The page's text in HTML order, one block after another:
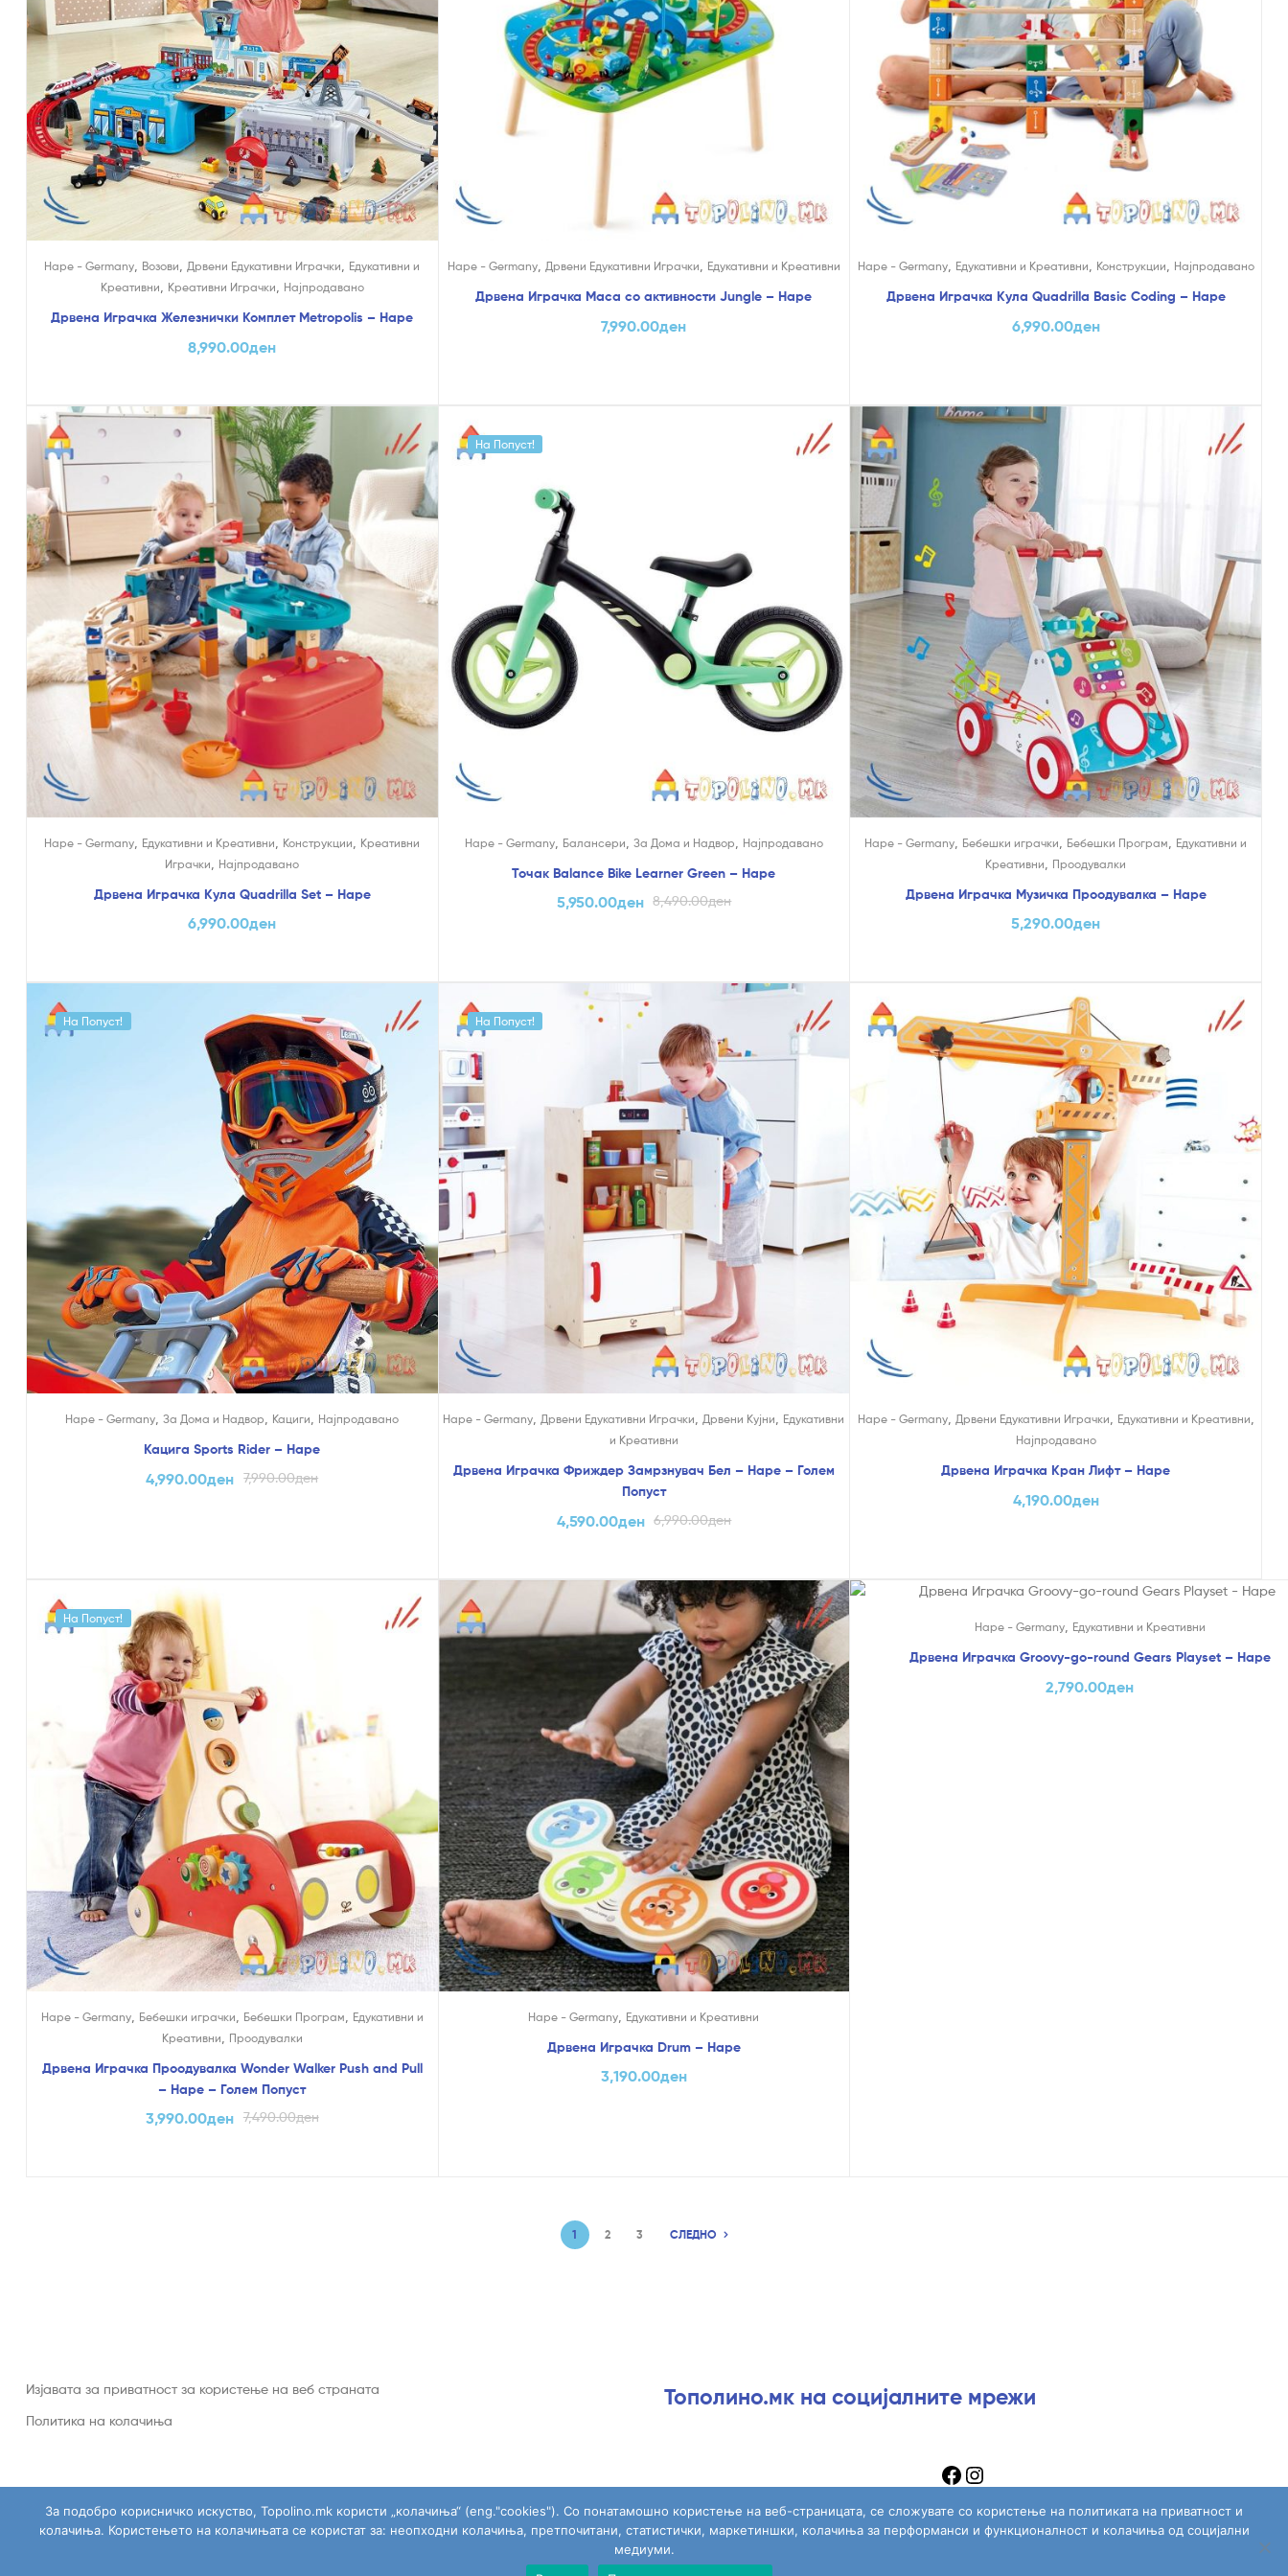
Hape - Germany Возови Дрвени Едукативни Играчки
Едукативни и
Креативни
Креативни Играчки Најпродавано
Дрвена Играчка Железнички Комплет Metropolis – Hape
8,990.00ден
Hape - Germany, Дрвени Едукативни Играчки Едукативни и Креативни
Дрвена Играчка Маса со активности Jungle – Hape
7,990.00ден
Hape - Germany, Едукативни и Креативни Конструкции Најпродавано
Дрвена Играчка Кула Quadrilla Basic Coding – Hape
6,990.00ден
Hape - Germany Едукативни и Креативни Конструкции
Креативни
Играчки
Најпродавано
Дрвена Играчка Кула Quadrilla Set – Hape
6,990.00ден
На Попуст!
Hape - Germany, Балансери За Дома и Надвор Најпродавано
Точак Balance Bike Learner Green – Hape
8,490.00ден
5,950.00ден
Hape - Germany Бебешки играчки Бебешки Програм
Едукативни и
Креативни
Проодувалки
Дрвена Играчка Музичка Проодувалка – Hape
5,290.00ден
На Попуст!
Hape - Germany ,За Дома и Надвор Кациги Најпродавано
Кацига Sports Rider – Hape
7,990.00ден
4,990.00ден
На Попуст!
Hape - Germany Дрвени Едукативни Играчки Дрвени Кујни
Едукативни
и Креативни
Дрвена Играчка Фриждер Замрзнувач Бел – Hape – Голем
Попуст
6,990.00ден
4,590.00ден
Hape - Germany, Дрвени Едукативни Играчки Едукативни и Креативни
Најпродавано
Дрвена Играчка Кран Лифт – Hape
4,190.00ден
На Попуст!
Hape - Germany, Бебешки играчки Бебешки Програм
Едукативни и
Креативни
Проодувалки
Дрвена Играчка Проодувалка Wonder Walker Push and Pull
– Hape – Голем Попуст
7,490.00ден
3,990.00ден
Hape - Germany Едукативни и Креативни
Дрвена Играчка Drum – Hape
3,190.00ден
Hape - Germany, Едукативни и Креативни
Дрвена Играчка Groovy-go-round Gears Playset – Hape
2,790.00ден
1 2 3 СЛЕДНО
Изјавата за приватност за користење на веб страната
Политика на колачиња
Тополино.мк на социјалните мрежи
За подобро корисничко искуство, Topolino.mk користи „колачиња“ (eng."cookies"). Со понатамошно користење на веб-страницата, се сложувате со користење на политиката на приватност и
колачиња. Користењето на колачињата се користат за: неопходни колачиња, претпочитани, статистички, маркетиншки, колачиња за перформанси и функционалност и колачиња од социјални
медиуми.